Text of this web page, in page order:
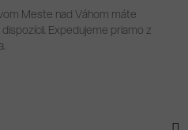
Meste nad Váhom máte
Expedujeme priamo z